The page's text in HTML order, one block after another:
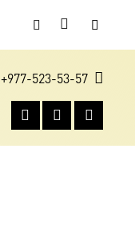
+977-523-53-57